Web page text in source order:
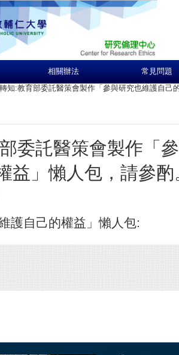
相關辦法 常見問題
轉知:教育部委託醫策會製作「參與研究也維護自己
委託醫策會製作「
益」懶人包，請參酌
護自己的權益」懶人包: